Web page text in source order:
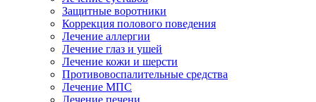
Защитные воротники
Коррекция полового поведения
Лечение аллергии
Лечение глаз и ушей
Лечение кожи и шерсти
Противовоспалительные средства
Лечение МПС
Лечение печени